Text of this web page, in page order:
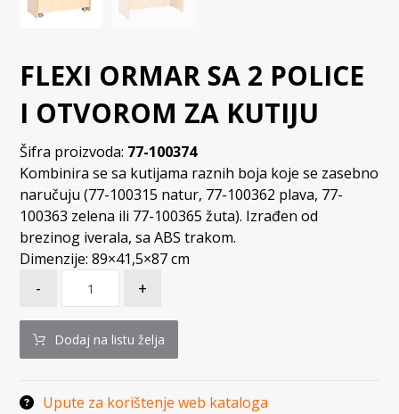
FLEXI ORMAR SA 2 POLICE
I OTVOROM ZA KUTIJU
Šifra proizvoda: 77-100374
Kombinira se sa kutijama raznih boja koje se zasebno
naručuju (77-100315 natur, 77-100362 plava, 77-
100363 zelena ili 77-100365 žuta). Izrađen od
brezinog iverala, sa ABS trakom.
Dimenzije: 89×41,5×87 cm
- +
Dodaj na listu želja
Upute za korištenje web kataloga